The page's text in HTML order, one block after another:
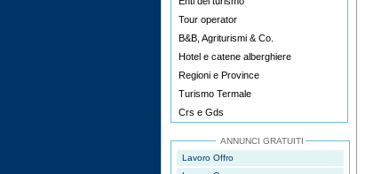
Tour operator
B&B, Agriturismi & Co.
Hotel e catene alberghiere
Regioni e Province
Turismo Termale
Crs e Gds
ANNUNCI GRATUITI
Lavoro Offro